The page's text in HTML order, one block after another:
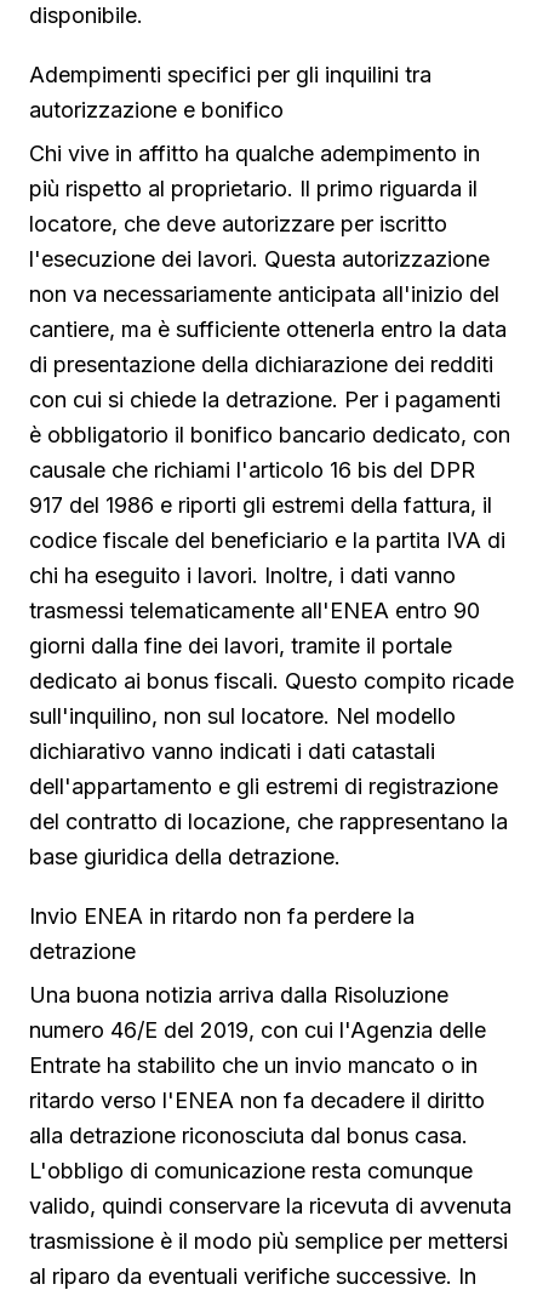
disponibile.
Adempimenti specifici per gli inquilini tra
autorizzazione e bonifico
Chi vive in affitto ha qualche adempimento in
più rispetto al proprietario. Il primo riguarda il
locatore, che deve autorizzare per iscritto
l'esecuzione dei lavori. Questa autorizzazione
non va necessariamente anticipata all'inizio del
cantiere, ma è sufficiente ottenerla entro la data
di presentazione della dichiarazione dei redditi
con cui si chiede la detrazione. Per i pagamenti
è obbligatorio il bonifico bancario dedicato, con
causale che richiami l'articolo 16 bis del DPR
917 del 1986 e riporti gli estremi della fattura, il
codice fiscale del beneficiario e la partita IVA di
chi ha eseguito i lavori. Inoltre, i dati vanno
trasmessi telematicamente all'ENEA entro 90
giorni dalla fine dei lavori, tramite il portale
dedicato ai bonus fiscali. Questo compito ricade
sull'inquilino, non sul locatore. Nel modello
dichiarativo vanno indicati i dati catastali
dell'appartamento e gli estremi di registrazione
del contratto di locazione, che rappresentano la
base giuridica della detrazione.
Invio ENEA in ritardo non fa perdere la
detrazione
Una buona notizia arriva dalla Risoluzione
numero 46/E del 2019, con cui l'Agenzia delle
Entrate ha stabilito che un invio mancato o in
ritardo verso l'ENEA non fa decadere il diritto
alla detrazione riconosciuta dal bonus casa.
L'obbligo di comunicazione resta comunque
valido, quindi conservare la ricevuta di avvenuta
trasmissione è il modo più semplice per mettersi
al riparo da eventuali verifiche successive. In